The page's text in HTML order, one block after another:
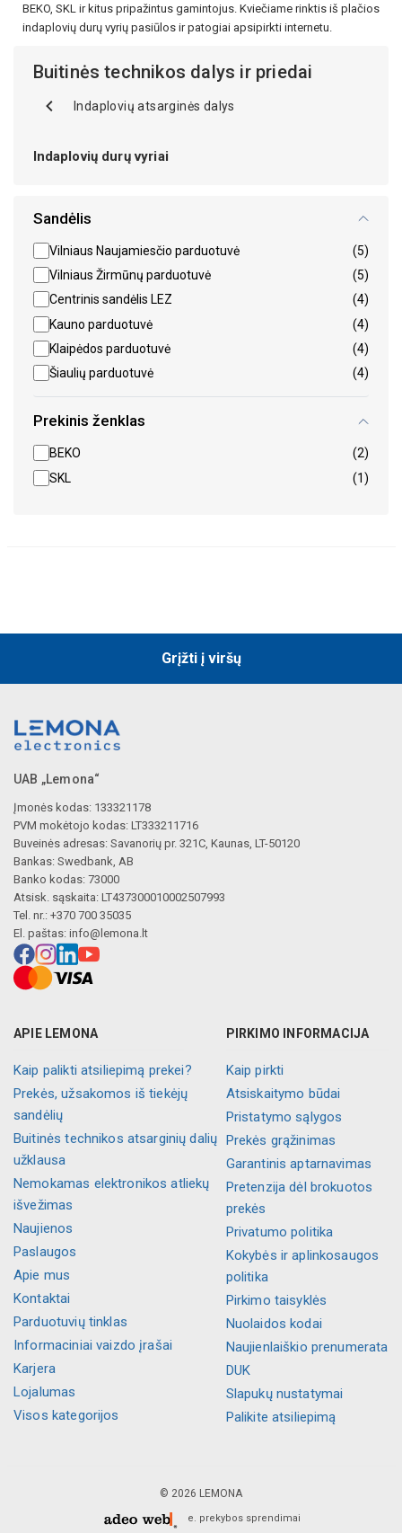
BEKO, SKL ir kitus pripažintus gamintojus. Kviečiame rinktis iš plačios
indaplovių durų vyrių pasiūlos ir patogiai apsipirkti internetu.
Buitinės technikos dalys ir priedai
Indaplovių atsarginės dalys
Indaplovių durų vyriai
Sandėlis
Vilniaus Naujamiesčio parduotuvė
(5)
Vilniaus Žirmūnų parduotuvė
(5)
Centrinis sandėlis LEZ
(4)
Kauno parduotuvė
(4)
Klaipėdos parduotuvė
(4)
Šiaulių parduotuvė
(4)
Prekinis ženklas
BEKO
(2)
SKL
(1)
Grįžti į viršų
UAB „Lemona“
Įmonės kodas: 133321178
PVM mokėtojo kodas: LT333211716
Buveinės adresas: Savanorių pr. 321C, Kaunas, LT-50120
Bankas: Swedbank, AB
Banko kodas: 73000
Atsisk. sąskaita: LT437300010002507993
Tel. nr.: +370 700 35035
El. paštas: info@lemona.lt
APIE LEMONA
Kaip palikti atsiliepimą prekei?
Prekės, užsakomos iš tiekėjų
sandėlių
Buitinės technikos atsarginių dalių
užklausa
Nemokamas elektronikos atliekų
išvežimas
Naujienos
Paslaugos
Apie mus
Kontaktai
Parduotuvių tinklas
Informaciniai vaizdo įrašai
Karjera
Lojalumas
Visos kategorijos
PIRKIMO INFORMACIJA
Kaip pirkti
Atsiskaitymo būdai
Pristatymo sąlygos
Prekės grąžinimas
Garantinis aptarnavimas
Pretenzija dėl brokuotos
prekės
Privatumo politika
Kokybės ir aplinkosaugos
politika
Pirkimo taisyklės
Nuolaidos kodai
Naujienlaiškio prenumerata
DUK
Slapukų nustatymai
Palikite atsiliepimą
© 2026 LEMONA
e. prekybos sprendimai